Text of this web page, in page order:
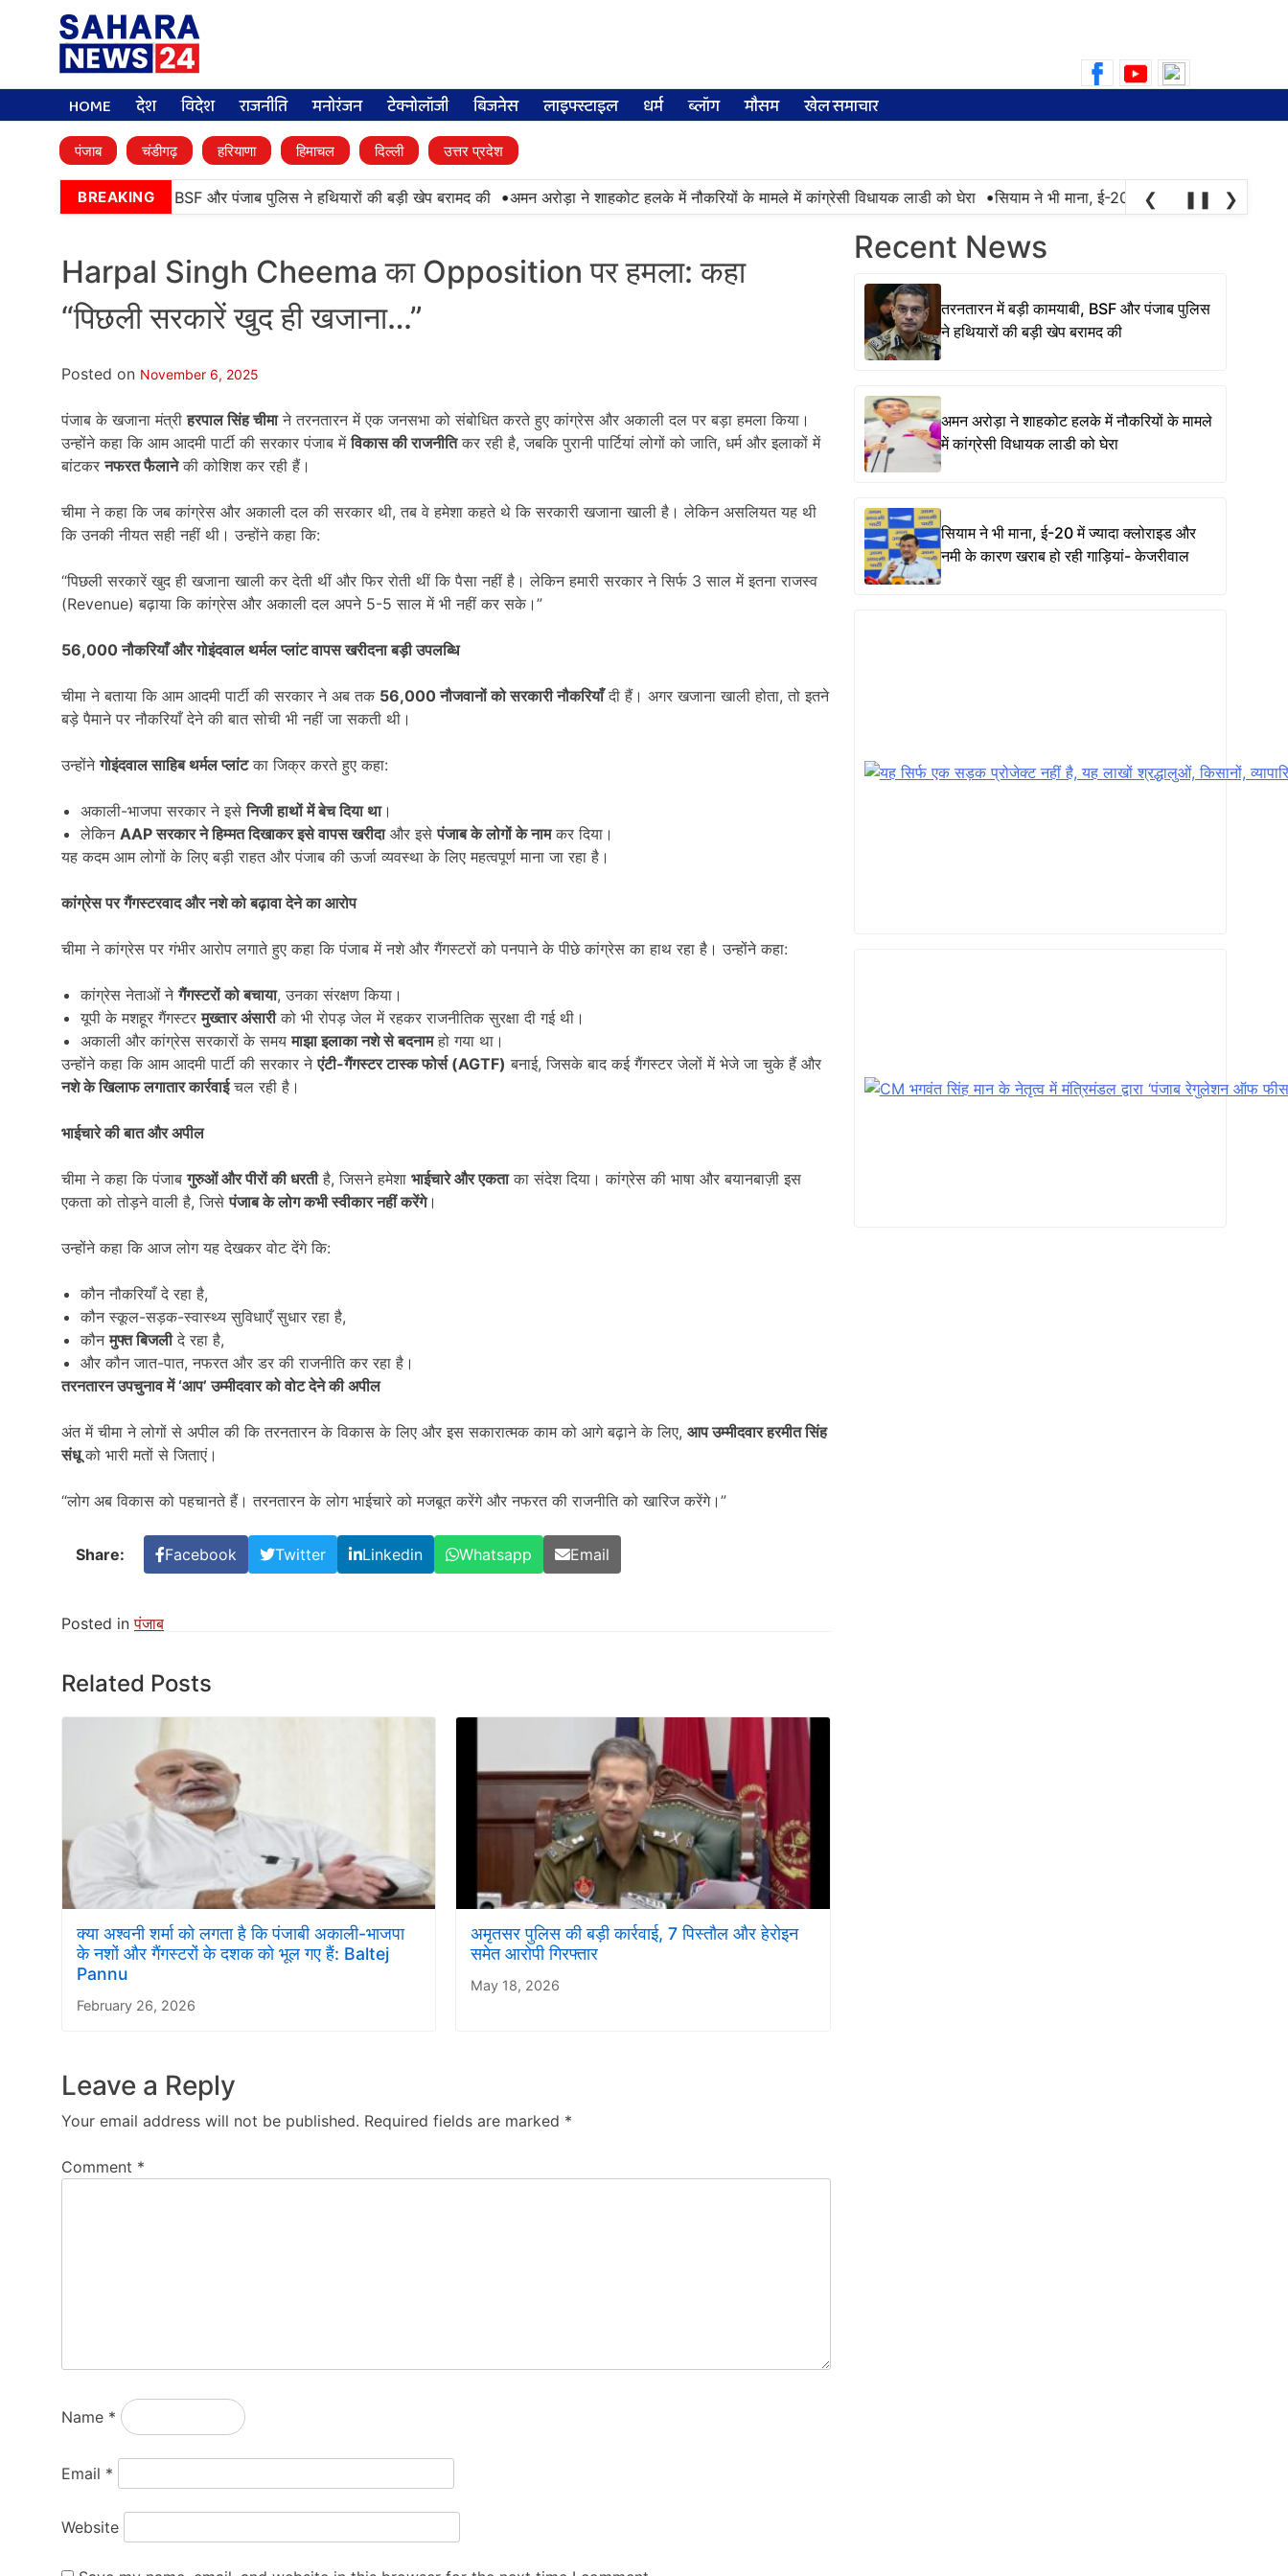
for:
HOME देश विदेश राजनीति मनोरंजन टेक्नोलॉजी बिजनेस लाइफ्स्टाइल धर्म ब्लॉग मौसम खेल समाचार
पंजाब चंडीगढ़ हरियाणा हिमाचल दिल्ली उत्तर प्रदेश
BREAKING
तरनतारन में बड़ी कामयाबी, BSF और पंजाब पुलिस ने हथियारों की बड़ी खेप बरामद की •अमन अरोड़ा ने शाहकोट हलके में नौकरियों के मामले में कांग्रेसी विधायक लाडी को घेरा •सियाम ने भी माना, ई-20 में ज्यादा क्लोराइड और नमी के
❮ ❚❚ ❯
Harpal Singh Cheema का Opposition पर हमला: कहा
“पिछली सरकारें खुद ही खजाना…”
Posted on November 6, 2025
पंजाब के खजाना मंत्रीहरपाल सिंह चीमाने तरनतारन में एक जनसभा को संबोधित करते हुए कांग्रेस और अकाली दल पर बड़ा हमला किया।
उन्होंने कहा कि आम आदमी पार्टी की सरकार पंजाब मेंविकास की राजनीतिकर रही है, जबकि पुरानी पार्टियां लोगों को जाति, धर्म और इलाकों में
बांटकरनफरत फैलानेकी कोशिश कर रही हैं।
चीमा ने कहा कि जब कांग्रेस और अकाली दल की सरकार थी, तब वे हमेशा कहते थे कि सरकारी खजाना खाली है। लेकिन असलियत यह थी
कि उनकी नीयत सही नहीं थी। उन्होंने कहा कि:
“पिछली सरकारें खुद ही खजाना खाली कर देती थीं और फिर रोती थीं कि पैसा नहीं है। लेकिन हमारी सरकार ने सिर्फ 3 साल में इतना राजस्व
(Revenue) बढ़ाया कि कांग्रेस और अकाली दल अपने 5-5 साल में भी नहीं कर सके।”
56,000नौकरियाँ और गोइंदवाल थर्मल प्लांट वापस खरीदना बड़ी उपलब्धि
चीमा ने बताया कि आम आदमी पार्टी की सरकार ने अब तक 56,000नौजवानों को सरकारी नौकरियाँदी हैं। अगर खजाना खाली होता, तो इतने
बड़े पैमाने पर नौकरियाँ देने की बात सोची भी नहीं जा सकती थी।
उन्होंनेगोइंदवाल साहिब थर्मल प्लांटका जिक्र करते हुए कहा:
अकाली-भाजपा सरकार ने इसेनिजी हाथों में बेच दिया था।
लेकिन AAPसरकार ने हिम्मत दिखाकर इसे वापस खरीदाऔर इसेपंजाब के लोगों के नामकर दिया।
यह कदम आम लोगों के लिए बड़ी राहत और पंजाब की ऊर्जा व्यवस्था के लिए महत्वपूर्ण माना जा रहा है।
कांग्रेस पर गैंगस्टरवाद और नशे को बढ़ावा देने का आरोप
चीमा ने कांग्रेस पर गंभीर आरोप लगाते हुए कहा कि पंजाब में नशे और गैंगस्टरों को पनपाने के पीछे कांग्रेस का हाथ रहा है। उन्होंने कहा:
कांग्रेस नेताओं नेगैंगस्टरों को बचाया, उनका संरक्षण किया।
यूपी के मशहूर गैंगस्टरमुख्तार अंसारीको भी रोपड़ जेल में रहकर राजनीतिक सुरक्षा दी गई थी।
अकाली और कांग्रेस सरकारों के समयमाझा इलाका नशे से बदनामहो गया था।
उन्होंने कहा कि आम आदमी पार्टी की सरकार नेएंटी-गैंगस्टर टास्क फोर्स (AGTF) बनाई, जिसके बाद कई गैंगस्टर जेलों में भेजे जा चुके हैं और
नशे के खिलाफ लगातार कार्रवाईचल रही है।
भाईचारे की बात और अपील
चीमा ने कहा कि पंजाबगुरुओं और पीरों की धरतीहै, जिसने हमेशा भाईचारे और एकताका संदेश दिया। कांग्रेस की भाषा और बयानबाज़ी इस
एकता को तोड़ने वाली है, जिसेपंजाब के लोग कभी स्वीकार नहीं करेंगे।
उन्होंने कहा कि आज लोग यह देखकर वोट देंगे कि:
कौन नौकरियाँ दे रहा है,
कौन स्कूल-सड़क-स्वास्थ्य सुविधाएँ सुधार रहा है,
कौनमुफ्त बिजलीदे रहा है,
और कौन जात-पात, नफरत और डर की राजनीति कर रहा है।
तरनतारन उपचुनाव में ‘आप’उम्मीदवार को वोट देने की अपील
अंत में चीमा ने लोगों से अपील की कि तरनतारन के विकास के लिए और इस सकारात्मक काम को आगे बढ़ाने के लिए, आप उम्मीदवार हरमीत सिंह
संधूको भारी मतों से जिताएं।
“लोग अब विकास को पहचानते हैं। तरनतारन के लोग भाईचारे को मजबूत करेंगे और नफरत की राजनीति को खारिज करेंगे।”
Share: Facebook Twitter Linkedin Whatsapp Email
Posted inपंजाब
Related Posts
क्या अश्वनी शर्मा को लगता है कि पंजाबी अकाली-भाजपा
के नशों और गैंगस्टरों के दशक को भूल गए हैं: Baltej
Pannu
February 26, 2026
अमृतसर पुलिस की बड़ी कार्रवाई, 7 पिस्तौल और हेरोइन
समेत आरोपी गिरफ्तार
May 18, 2026
Leave a Reply
Your email address will not be published. Required fields are marked *
Comment *
Name *
Email *
Website
Recent News
तरनतारन में बड़ी कामयाबी, BSF और पंजाब पुलिस
ने हथियारों की बड़ी खेप बरामद की
अमन अरोड़ा ने शाहकोट हलके में नौकरियों के मामले
में कांग्रेसी विधायक लाडी को घेरा
सियाम ने भी माना, ई-20 में ज्यादा क्लोराइड और
नमी के कारण खराब हो रही गाड़ियां- केजरीवाल